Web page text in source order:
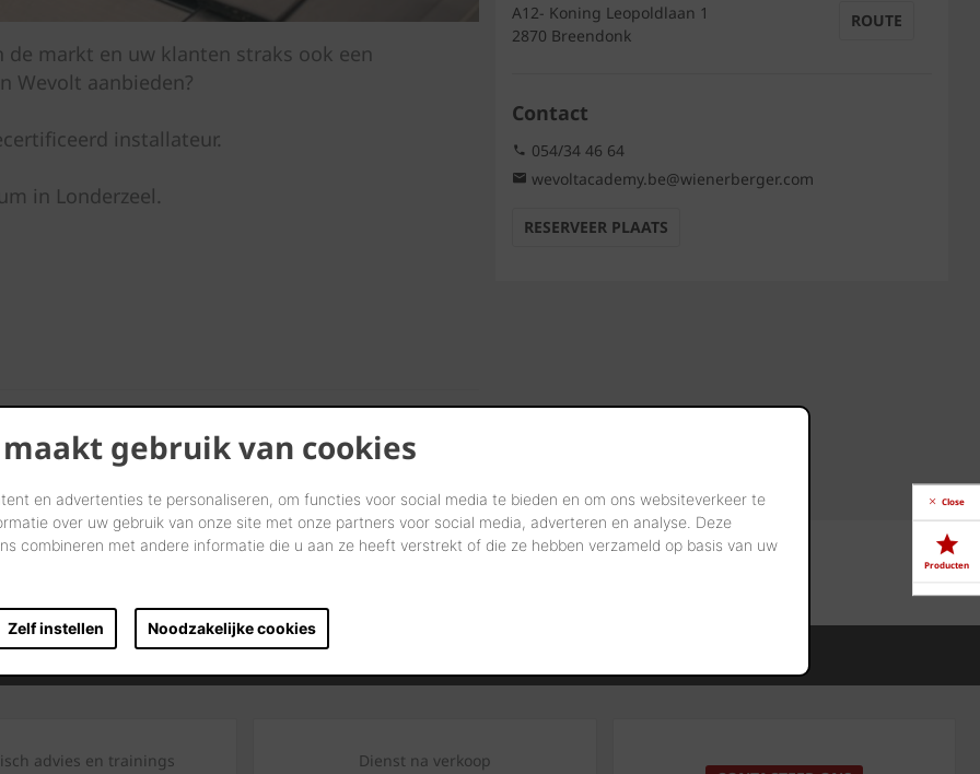
gebruik van cookies
en advertenties te personaliseren, om functies voor social media te bieden en om ons websiteverkeer te
over uw gebruik van onze site met onze partners voor social media, adverteren en analyse. Deze
combineren met andere informatie die u aan ze heeft verstrekt of die ze hebben verzameld op basis van uw
Zelf instellen Noodzakelijke cookies
markt en uw klanten straks ook een
Wevolt aanbieden?
installateur.
in Londerzeel.
A12- Koning Leopoldlaan 1
2870 Breendonk
ROUTE
Contact
054/34 46 64
wevoltacademy.be@wienerberger.com
RESERVEER PLAATS
Close
Producten
Downloads
Showrooms
ervaring Professionele naverkoopservice
advies en trainings Dienst na verkoop